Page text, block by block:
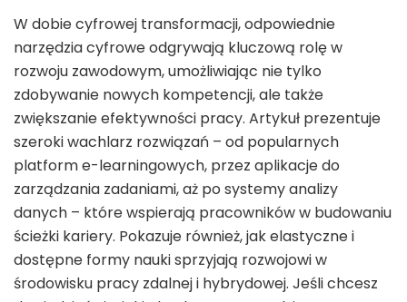
W dobie cyfrowej transformacji, odpowiednie
narzędzia cyfrowe odgrywają kluczową rolę w
rozwoju zawodowym, umożliwiając nie tylko
zdobywanie nowych kompetencji, ale także
zwiększanie efektywności pracy. Artykuł prezentuje
szeroki wachlarz rozwiązań – od popularnych
platform e-learningowych, przez aplikacje do
zarządzania zadaniami, aż po systemy analizy
danych – które wspierają pracowników w budowaniu
ścieżki kariery. Pokazuje również, jak elastyczne i
dostępne formy nauki sprzyjają rozwojowi w
środowisku pracy zdalnej i hybrydowej. Jeśli chcesz